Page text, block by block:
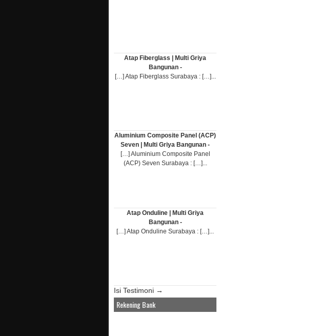
Atap Fiberglass | Multi Griya
Bangunan -
[…] Atap Fiberglass Surabaya : […]...
Aluminium Composite Panel (ACP)
Seven | Multi Griya Bangunan -
[…] Aluminium Composite Panel
(ACP) Seven Surabaya : […]...
Atap Onduline | Multi Griya
Bangunan -
[…] Atap Onduline Surabaya : […]...
Isi Testimoni →
Rekening Bank